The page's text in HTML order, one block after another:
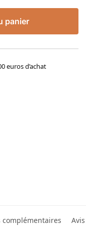
panier
euros d’achat
Avis